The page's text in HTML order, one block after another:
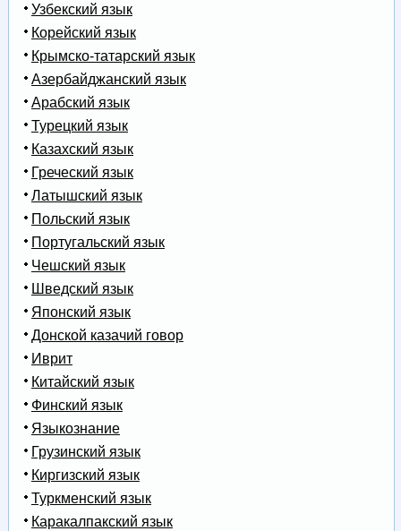
Узбекский язык
Корейский язык
Крымско-татарский язык
Азербайджанский язык
Арабский язык
Турецкий язык
Казахский язык
Греческий язык
Латышский язык
Польский язык
Португальский язык
Чешский язык
Шведский язык
Японский язык
Донской казачий говор
Иврит
Китайский язык
Финский язык
Языкознание
Грузинский язык
Киргизский язык
Туркменский язык
Каракалпакский язык